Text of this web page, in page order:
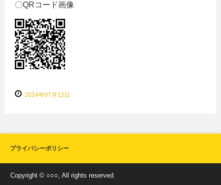
〇QRコード画像
2024年07月12日
プライバシーポリシー
Copyright © ○○○, All rights reserved.